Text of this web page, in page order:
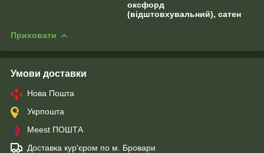
оксфорд
(відштовхувальний), сатен
Приховати
Умови доставки
Нова Пошта
Укрпошта
Meest ПОШТА
Доставка кур'єром по м. Бровари